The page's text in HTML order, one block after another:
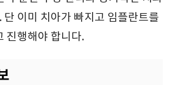
단 이미 치아가 빠지고 임플란트를
진행해야 합니다.